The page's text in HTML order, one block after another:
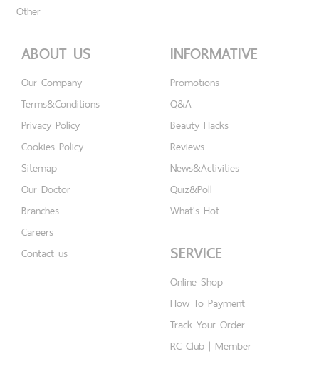
Other
ABOUT US
Our Company
Terms&Conditions
Privacy Policy
Cookies Policy
Sitemap
Our Doctor
Branches
Careers
Contact us
INFORMATIVE
Promotions
Q&A
Beauty Hacks
Reviews
News&Activities
Quiz&Poll
What's Hot
SERVICE
Online Shop
How To Payment
Track Your Order
RC Club | Member